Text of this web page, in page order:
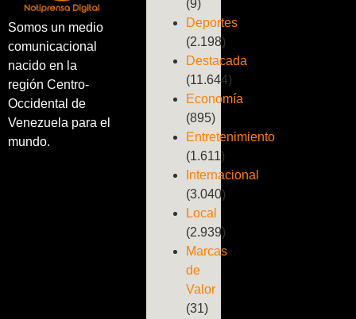
Somos un medio
comunicacional
nacido en la
región Centro-
Occidental de
Venezuela para el
mundo.
(9)
Deportes
(2.198)
Destacada
(11.644)
Economía
(895)
Entretenimiento
(1.611)
Internacional
(3.040)
Local
(2.939)
Marcas
de
Valor
(31)